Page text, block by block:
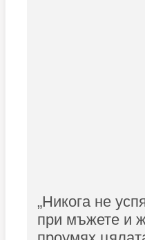
„Никога не
при мъжете и